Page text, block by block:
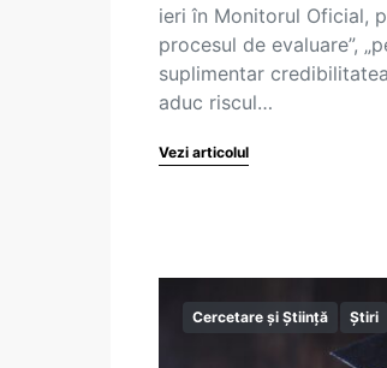
ieri în Monitorul Oficial,
procesul de evaluare”,
suplimentar
aduc riscul…
Vezi articolul
Cercetare și Știință Știri